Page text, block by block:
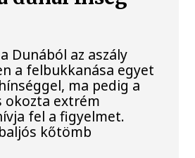
Dunából az aszály
a felbukkanása egyet
ma pedig a
okozta extrém
fel a figyelmet.
kőtömb